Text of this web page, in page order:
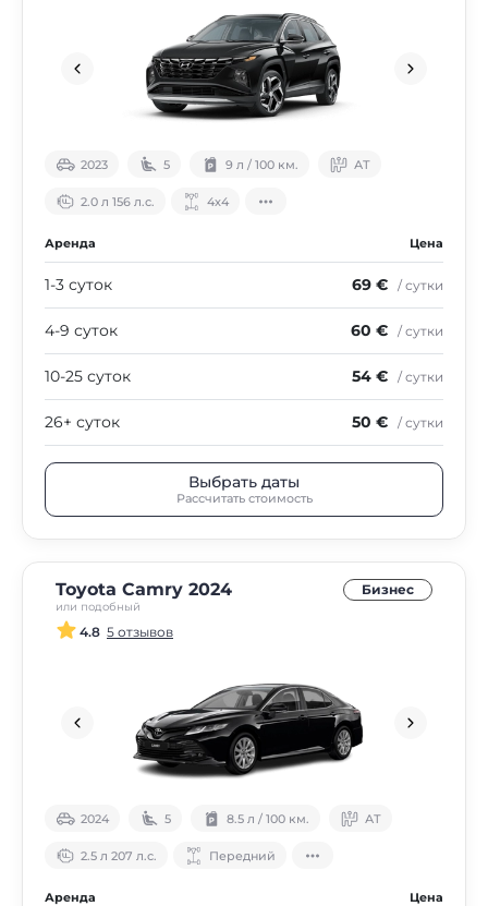
2023 5 9 л / 100 км. АТ
2.0 л 156 л.с. 4х4
Аренда Цена
1-3 суток 69 € / сутки
4-9 суток 60 € / сутки
10-25 суток 54 € / сутки
26+ суток 50 € / сутки
Выбрать даты
Рассчитать стоимость
Toyota Camry 2024
или подобный
Бизнес
4.8 5 отзывов
2024 5 8.5 л / 100 км. АТ
2.5 л 207 л.с. Передний
Аренда Цена